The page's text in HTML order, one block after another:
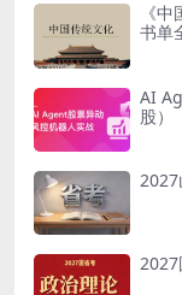
《
书单
AI
股）
2027
2027